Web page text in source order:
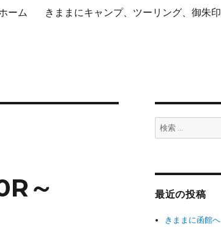
ーム きままにキャンプ、ツーリング、御朱印
～
検
索:
最近の投稿
きままに函館へ